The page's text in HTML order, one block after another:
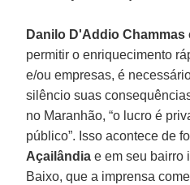
Danilo D'Addio Chammas
permitir o enriquecimento
e/ou empresas, é
silêncio suas
no Maranhão, “o lucro é
público”. Isso acontece de
Açailândia e em seu bairro
Baixo, que a imprensa